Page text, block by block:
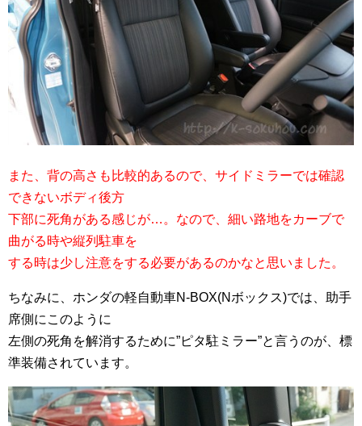
また、背の高さも比較的あるので、サイドミラーでは確認
できないボディ後方
下部に死角がある感じが…。なので、細い路地をカーブで
曲がる時や縦列駐車を
する時は少し注意をする必要があるのかなと思いました。
ちなみに、ホンダの軽自動車N-BOX(Nボックス)では、助手
席側にこのように
左側の死角を解消するために”ピタ駐ミラー”と言うのが、標
準装備されています。